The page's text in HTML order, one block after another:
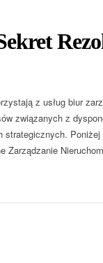
z usług biur
związanych z
strategicznych. Poniżej
Zarządzanie